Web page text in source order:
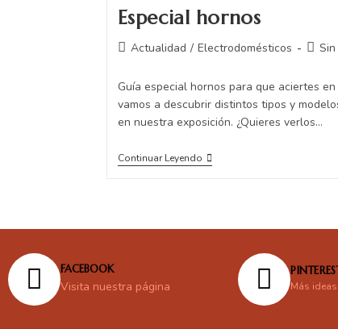
Especial hornos
Actualidad / Electrodomésticos
Guía especial hornos para que aciertes
vamos a descubrir distintos tipos y
en nuestra exposición. ¿Quieres verlos…
Continuar Leyendo
FACEBOOK
Visita nuestra página Más